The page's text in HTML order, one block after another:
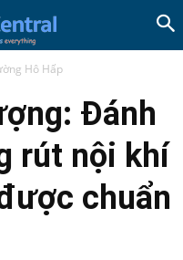
Hô Hấp
Đánh
rút nội khí
chuẩn